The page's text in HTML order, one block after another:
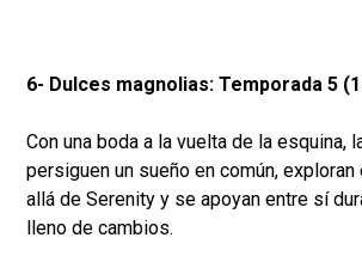
6- Dulces magnolias: Temporada 5
Con una boda a la vuelta de la esquina,
persiguen un sueño en común, exploran
allá de Serenity y se apoyan entre sí
lleno de cambios.